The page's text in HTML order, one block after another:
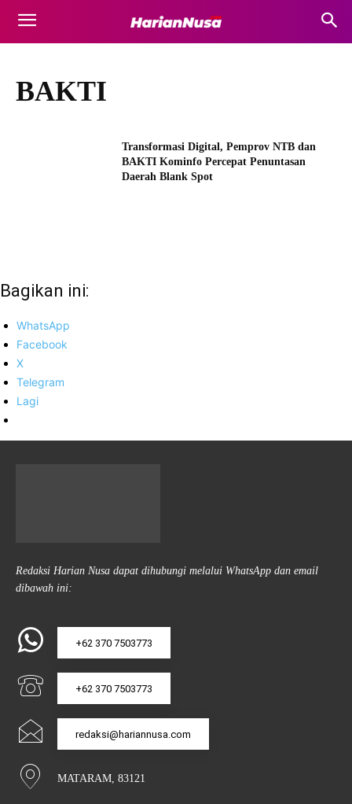
BAKTI
Transformasi Digital, Pemprov NTB dan
BAKTI Kominfo Percepat Penuntasan
Daerah Blank Spot
Bagikan ini:
WhatsApp
Facebook
X
Telegram
Lagi
Redaksi Harian Nusa dapat dihubungi melalui WhatsApp dan email
dibawah ini:
+62 370 7503773
+62 370 7503773
redaksi@hariannusa.com
MATARAM, 83121